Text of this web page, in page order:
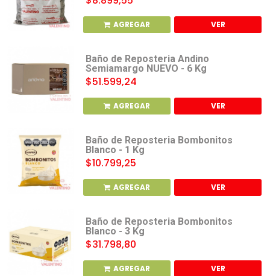
AGREGAR VER
Baño de Reposteria Andino
Semiamargo NUEVO - 6 Kg
$51.599,24
AGREGAR VER
Baño de Reposteria Bombonitos
Blanco - 1 Kg
$10.799,25
AGREGAR VER
Baño de Reposteria Bombonitos
Blanco - 3 Kg
$31.798,80
AGREGAR VER